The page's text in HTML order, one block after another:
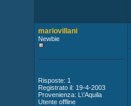
mariovillani
Newbie
Risposte: 1
Registrato il: 19-4-2003
Provenienza: L\'Aquila
Utente offline